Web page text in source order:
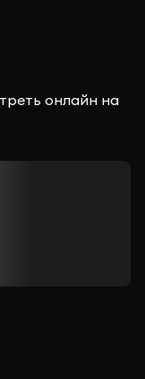
онлайн на